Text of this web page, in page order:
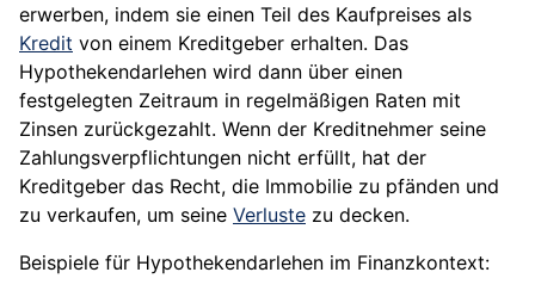
erwerben, indem sie einen Teil des Kaufpreises als
Kredit von einem Kreditgeber erhalten. Das
Hypothekendarlehen wird dann über einen
festgelegten Zeitraum in regelmäßigen Raten mit
Zinsen zurückgezahlt. Wenn der Kreditnehmer seine
Zahlungsverpflichtungen nicht erfüllt, hat der
Kreditgeber das Recht, die Immobilie zu pfänden und
zu verkaufen, um seine Verluste zu decken.
Beispiele für Hypothekendarlehen im Finanzkontext: